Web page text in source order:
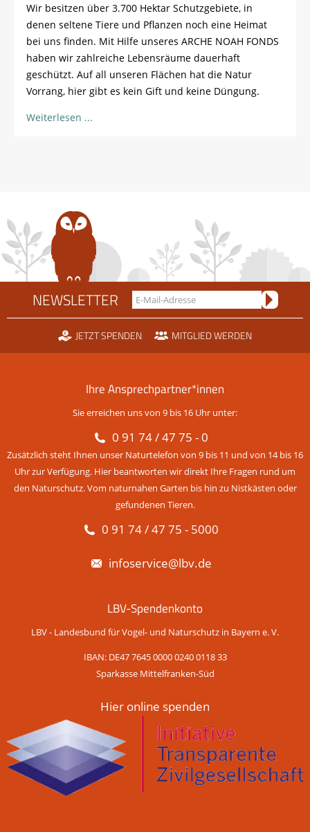
Wir besitzen über 3.700 Hektar Schutzgebiete, in
denen seltene Tiere und Pflanzen noch eine Heimat
bei uns finden. Mit Hilfe unseres ARCHE NOAH FONDS
haben wir zahlreiche Lebensräume dauerhaft
geschützt. Auf all unseren Flächen hat die Natur
Vorrang, hier gibt es kein Gift und keine Düngung.
Weiterlesen
NEWSLETTER
JETZT SPENDEN MITGLIED WERDEN
Ihre Ansprechpartner*innen
Sie erreichen uns von 9 bis 16 Uhr unter:
0 91 74 / 47 75 - 0
Zusätzlich steht Ihnen unser Naturtelefon von 9 bis 11 und von 14 bis 16
Uhr zur Verfügung. Hier beantworten wir direkt Ihre Fragen rund um
den Naturschutz. Vom naturnahen Garten bis hin zu Nistkästen oder
gefundenen Tieren.
0 91 74 / 47 75 - 5000
infoservice@lbv.de
LBV-Spendenkonto
LBV - Landesbund für Vogel- und Naturschutz in Bayern e. V.
IBAN: DE47 7645 0000 0240 0118 33
Sparkasse Mittelfranken-Süd
Hier online spenden